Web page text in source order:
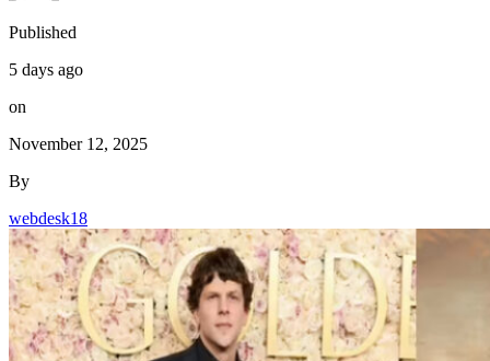
Published
5 days ago
on
November 12, 2025
By
webdesk18